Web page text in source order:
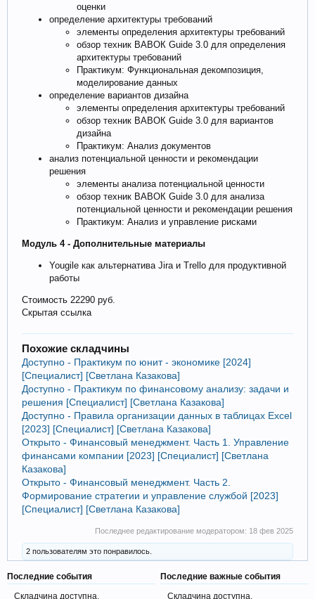
оценки
определение архитектуры требований
элементы определения архитектуры требований
обзор техник ВАВОК Guide 3.0 для определения
архитектуры требований
Практикум: Функциональная декомпозиция,
моделирование данных
определение вариантов дизайна
элементы определения архитектуры требований
обзор техник ВАВОК Guide 3.0 для вариантов
дизайна
Практикум: Анализ документов
анализ потенциальной ценности и рекомендации
решения
элементы анализа потенциальной ценности
обзор техник ВАВОК Guide 3.0 для анализа
потенциальной ценности и рекомендации решения
Практикум: Анализ и управление рисками
Модуль 4 - Дополнительные материалы
Yougile как альтернатива Jira и Trello для продуктивной
работы
Стоимость 22290 руб.
Скрытая ссылка
Похожие складчины
Доступно - Практикум по юнит - экономике [2024]
[Специалист] [Светлана Казакова]
Доступно - Практикум по финансовому анализу: задачи и
решения [Специалист] [Светлана Казакова]
Доступно - Правила организации данных в таблицах Excel
[2023] [Специалист] [Светлана Казакова]
Открыто - Финансовый менеджмент. Часть 1. Управление
финансами компании [2023] [Специалист] [Светлана
Казакова]
Открыто - Финансовый менеджмент. Часть 2.
Формирование стратегии и управление службой [2023]
[Специалист] [Светлана Казакова]
Последнее редактирование модератором: 18 фев 2025
2 пользователям это понравилось.
Последние события
Складчина доступна.
Последние важные события
Складчина доступна.